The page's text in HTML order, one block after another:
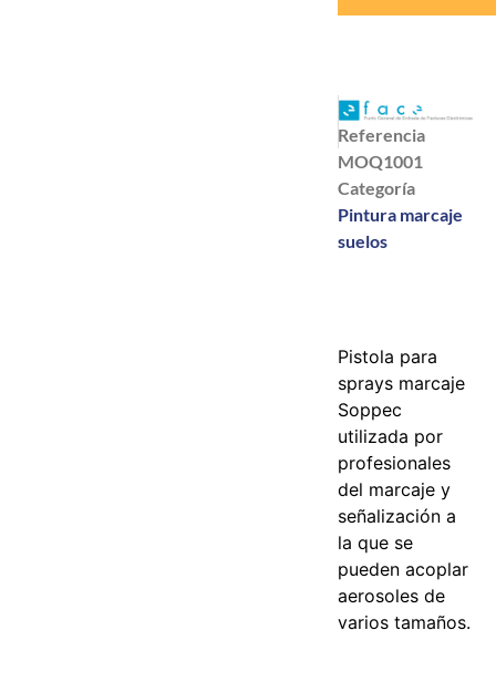
Referencia
MOQ1001
Categoría
Pintura marcaje
suelos
Pistola para
sprays marcaje
Soppec
utilizada por
profesionales
del marcaje y
señalización a
la que se
pueden acoplar
aerosoles de
varios tamaños.